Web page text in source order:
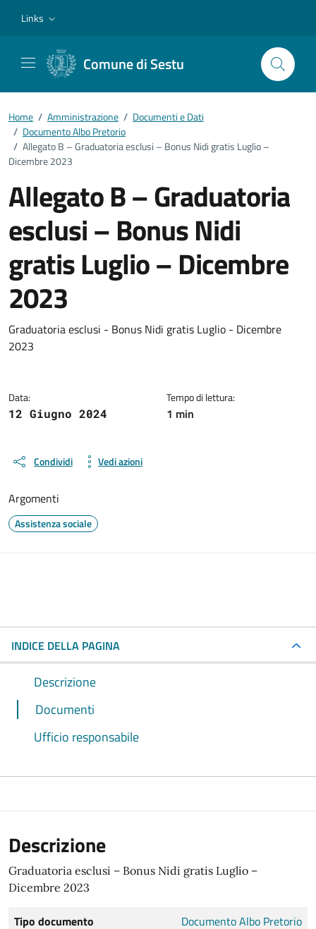
Links
Comune di Sestu
Home / Amministrazione / Documenti e Dati
/ Documento Albo Pretorio
/ Allegato B – Graduatoria esclusi – Bonus Nidi gratis Luglio –
Dicembre 2023
Allegato B – Graduatoria
esclusi – Bonus Nidi
gratis Luglio – Dicembre
2023
Dettagli del documento
Graduatoria esclusi - Bonus Nidi gratis Luglio - Dicembre
2023
Data:
12 Giugno 2024
Tempo di lettura:
1 min
Condividi Vedi azioni
Argomenti
Assistenza sociale
INDICE DELLA PAGINA
Descrizione
Documenti
Ufficio responsabile
Descrizione
Graduatoria esclusi – Bonus Nidi gratis Luglio –
Dicembre 2023
Tipo documento
Documento Albo Pretorio